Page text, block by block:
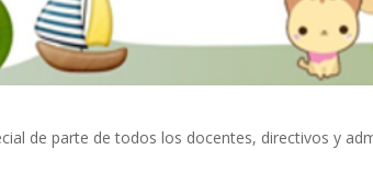
de parte de todos los docentes, directivos y